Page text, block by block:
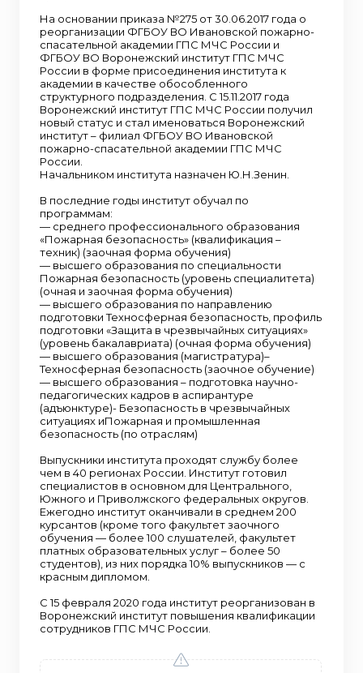
На основании приказа №275 от 30.06.2017 года о
реорганизации ФГБОУ ВО Ивановской пожарно-
спасательной академии ГПС МЧС России и
ФГБОУ ВО Воронежский институт ГПС МЧС
России в форме присоединения института к
академии в качестве обособленного
структурного подразделения. С 15.11.2017 года
Воронежский институт ГПС МЧС России получил
новый статус и стал именоваться Воронежский
институт – филиал ФГБОУ ВО Ивановской
пожарно-спасательной академии ГПС МЧС
России.
Начальником института назначен Ю.Н.Зенин.
В последние годы институт обучал по
программам:
— среднего профессионального образования
«Пожарная безопасность» (квалификация –
техник) (заочная форма обучения)
— высшего образования по специальности
Пожарная безопасность (уровень специалитета)
(очная и заочная форма обучения)
— высшего образования по направлению
подготовки Техносферная безопасность, профиль
подготовки «Защита в чрезвычайных ситуациях»
(уровень бакалавриата) (очная форма обучения)
— высшего образования (магистратура)–
Техносферная безопасность (заочное обучение)
— высшего образования – подготовка научно-
педагогических кадров в аспирантуре
(адъюнктуре)- Безопасность в чрезвычайных
ситуациях иПожарная и промышленная
безопасность (по отраслям)
Выпускники института проходят службу более
чем в 40 регионах России. Институт готовил
специалистов в основном для Центрального,
Южного и Приволжского федеральных округов.
Ежегодно институт оканчивали в среднем 200
курсантов (кроме того факультет заочного
обучения — более 100 слушателей, факультет
платных образовательных услуг – более 50
студентов), из них порядка 10% выпускников — с
красным дипломом.
С 15 февраля 2020 года институт реорганизован в
Воронежский институт повышения квалификации
сотрудников ГПС МЧС России.